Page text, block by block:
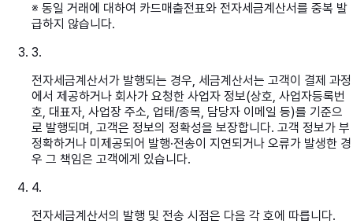
※ 동일 거래에 대하여 카드매출전표와 전자세금계산서를 중복 발
급하지 않습니다.
3.
전자세금계산서가 발행되는 경우, 세금계산서는 고객이 결제 과정
에서 제공하거나 회사가 요청한 사업자 정보(상호, 사업자등록번
호, 대표자, 사업장 주소, 업태/종목, 담당자 이메일 등)를 기준으
로 발행되며, 고객은 정보의 정확성을 보장합니다. 고객 정보가 부
정확하거나 미제공되어 발행·전송이 지연되거나 오류가 발생한 경
우 그 책임은 고객에게 있습니다.
4.
전자세금계산서의 발행 및 전송 시점은 다음 각 호에 따릅니다.